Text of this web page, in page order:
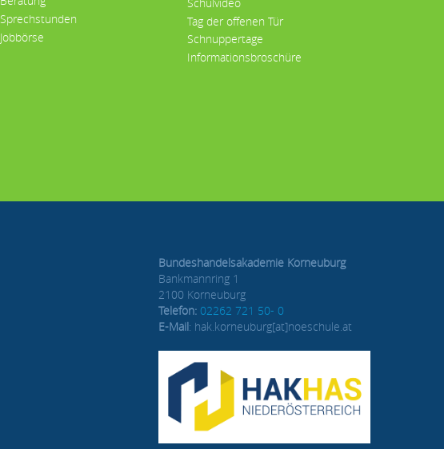
Sprechstunden
Jobbörse
Tag der offenen Tür
Schnuppertage
Informationsbroschüre
Bundeshandelsakademie Korneuburg
Bankmannring 1
2100 Korneuburg
Telefon: 02262 721 50- 0
E-Mail: hak.korneuburg[at]noeschule.at